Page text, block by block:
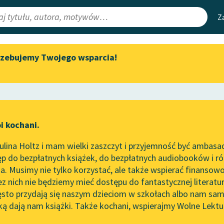
Lektury
redakcyjne
Aktualności
„Prokurator Alicja Horn” do
literatury skandynawskiej
Spotkanie z Katarzyną Tunkiel
w Oslo
102. lata temu zmarł Joseph
Conrad
Mapa
Leśmianator
API
OAI-PMH
Widget
Twojego wsparcia!
kochani.
Holtz i mam wielki zaszczyt i przyjemność być
do bezpłatnych książek, do bezpłatnych audiobooków i
Musimy nie tylko korzystać, ale także wspierać
nich nie będziemy mieć dostępu do fantastycznej
przydają się naszym dzieciom w szkołach albo nam
dają nam książki. Także kochani, wspierajmy Wolne
Maurycy Schlanger✖